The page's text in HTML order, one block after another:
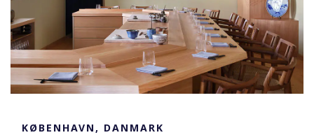
KØBENHAVN, DANMARK